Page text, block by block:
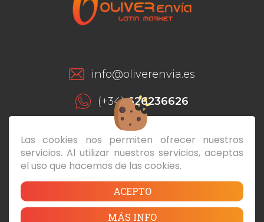
info@oliverenvia.es
(+34)626236626
(+34)928293649
C/ León y Castillo, 175 Local Bajo - 35004
Las Palmas de Gran Canaria
Contacto|Preguntas Frecuentes|Términos y
Las cookies nos permiten ofrecer nuestros
servicios. Al utilizar nuestros servicios, aceptas
el uso que hacemos de las cookies.
ACEPTO
MÁS INFO